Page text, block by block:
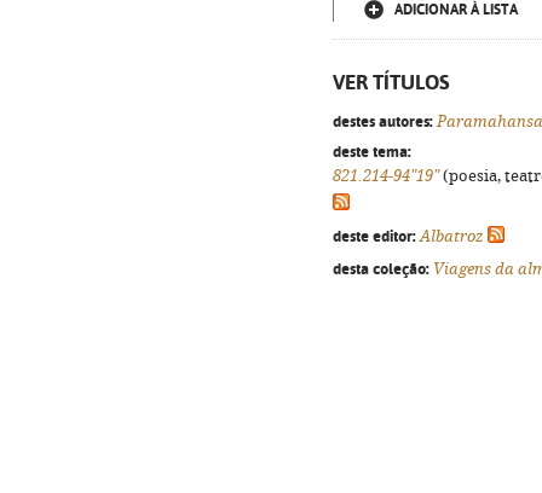
ADICIONAR À LISTA
VER TÍTULOS
destes autores:
deste tema:
821.214-94"19"(poesia,
deste editor: Albatroz
desta coleção: Viagens da